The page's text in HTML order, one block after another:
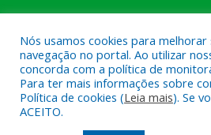
Todos os direitos reservados a
Nós usamos cookies para melhorar
navegação no portal. Ao utilizar
concorda com a política de
Para ter mais informações sobre
Política de cookies (Leia mais). Se
ACEITO.